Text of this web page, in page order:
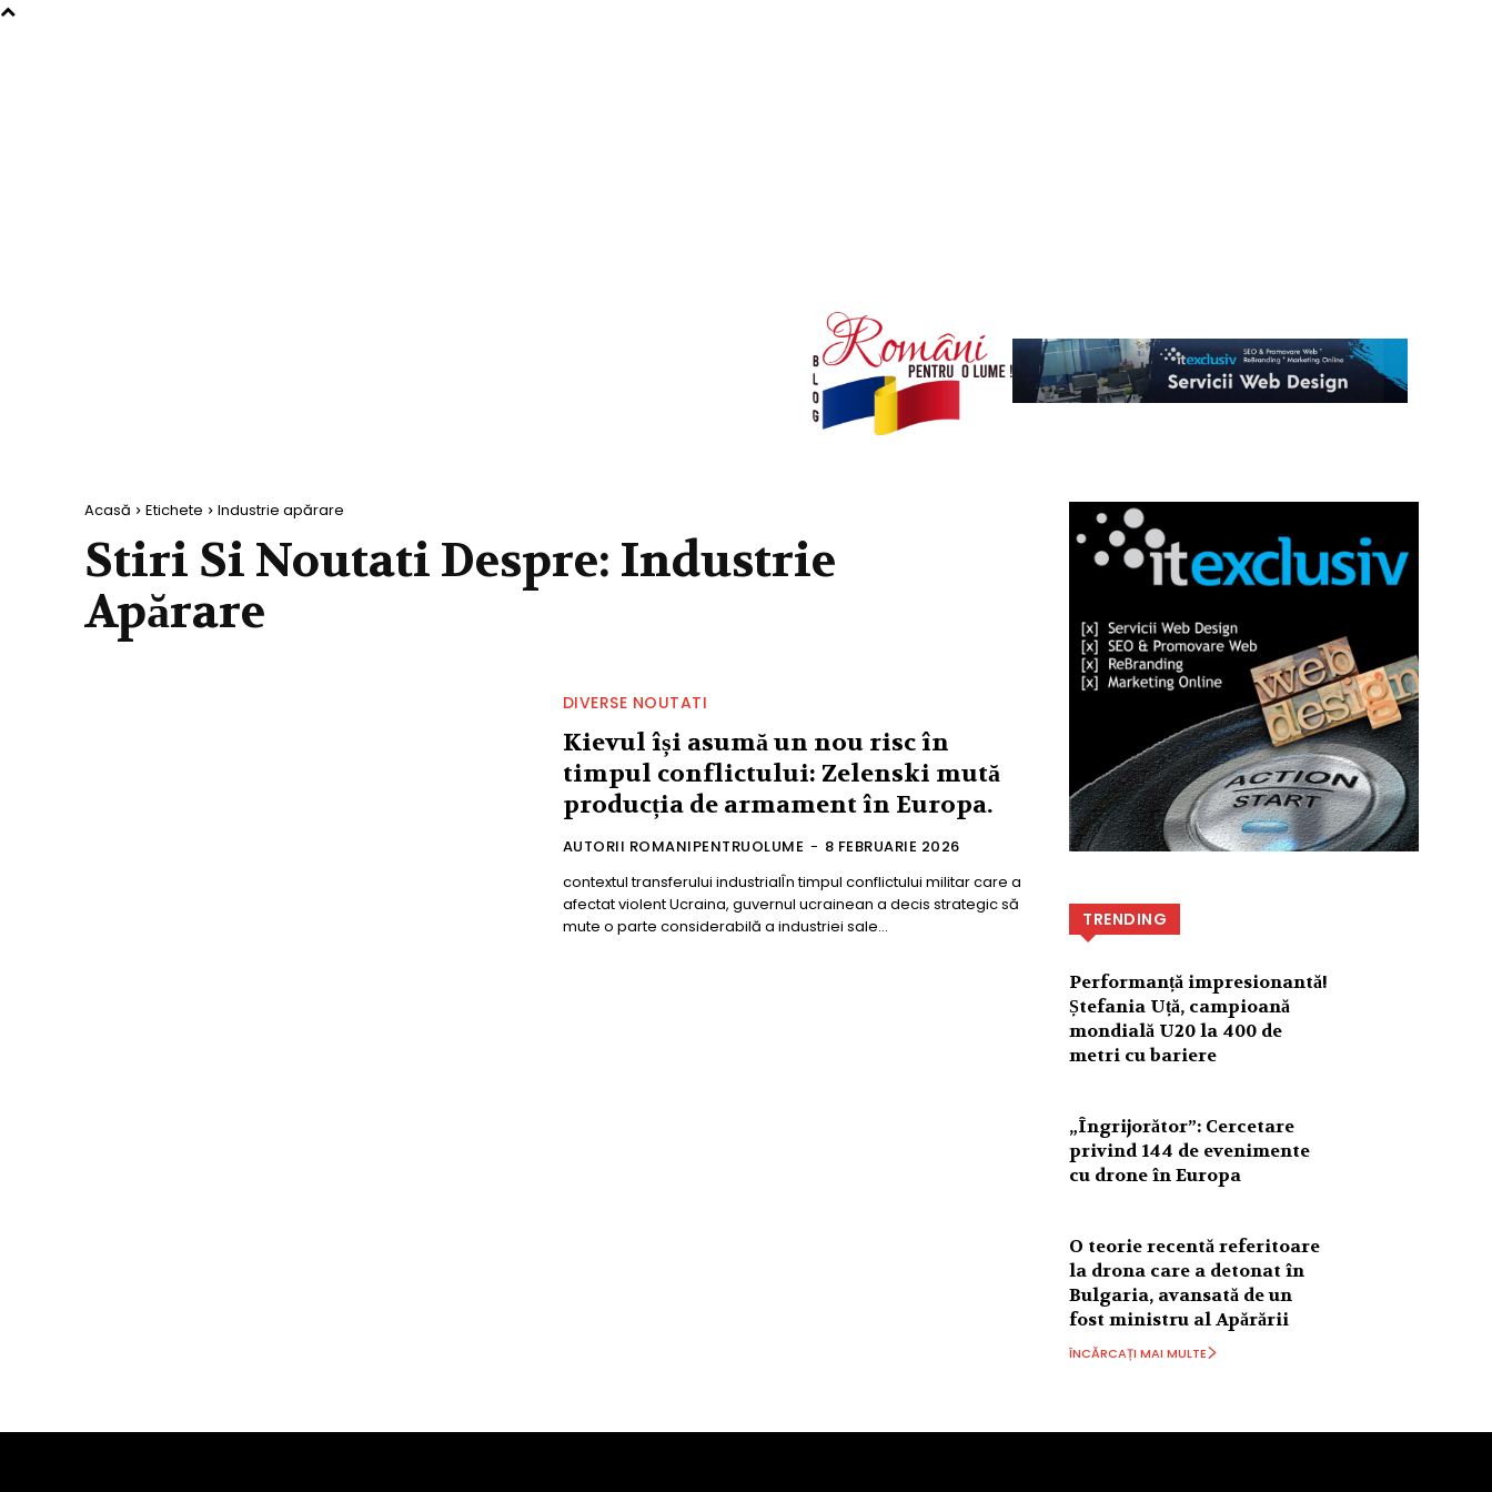
Acasă Etichete Industrie apărare
Stiri Si Noutati Despre: Industrie
Apărare
DIVERSE NOUTATI
Kievul își asumă un nou risc în
timpul conflictului: Zelenski mută
producția de armament în Europa.
AUTORII ROMANIPENTRUOLUME - 8 FEBRUARIE 2026
contextul transferului industrialÎn timpul conflictului militar care a
afectat violent Ucraina, guvernul ucrainean a decis strategic să
mute o parte considerabilă a industriei sale...
TRENDING
Performanță impresionantă!
Ștefania Uță, campioană
mondială U20 la 400 de
metri cu bariere
„Îngrijorător”: Cercetare
privind 144 de evenimente
cu drone în Europa
O teorie recentă referitoare
la drona care a detonat în
Bulgaria, avansată de un
fost ministru al Apărării
ÎNCĂRCAȚI MAI MULTE